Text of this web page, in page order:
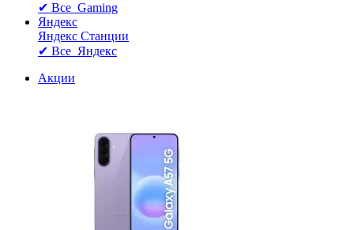
✔ Все Gaming
Яндекс
Яндекс Станции
✔ Все Яндекс
Акции